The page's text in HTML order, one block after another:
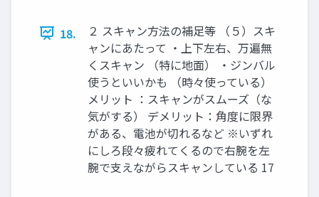
18.
２ スキャン方法の補足等 （５）スキ
ャンにあたって ・上下左右、万遍無
くスキャン （特に地面） ・ジンバル
使うといいかも （時々使っている）
メリット ：スキャンがスムーズ（な
気がする） デメリット：角度に限界
がある、電池が切れるなど ※いずれ
にしろ段々疲れてくるので右腕を左
腕で支えながらスキャンしている 17